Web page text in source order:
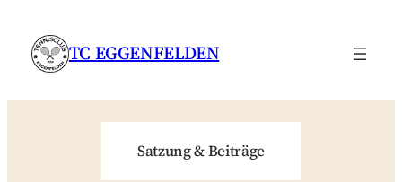
Inhalt
springen
TC EGGENFELDEN
Satzung & Beiträge